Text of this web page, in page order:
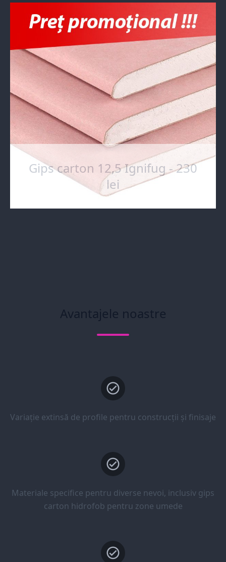
Gips carton 12,5 Ignifug - 230
lei
Avantajele noastre
Variație extinsă de profile pentru construcții și finisaje
Materiale specifice pentru diverse nevoi, inclusiv gips
carton hidrofob pentru zone umede